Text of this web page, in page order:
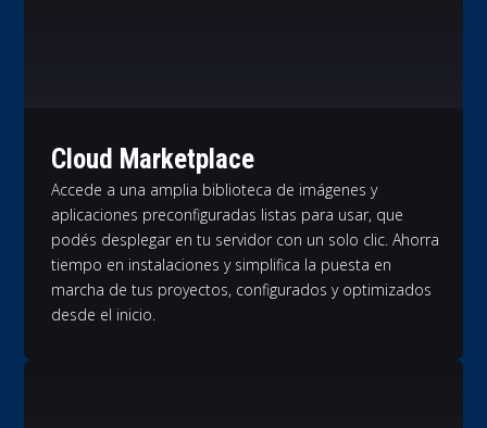
Cloud Marketplace
Accede a una amplia biblioteca de imágenes y
aplicaciones preconfiguradas listas para usar, que
podés desplegar en tu servidor con un solo clic. Ahorra
tiempo en instalaciones y simplifica la puesta en
marcha de tus proyectos, configurados y optimizados
desde el inicio.